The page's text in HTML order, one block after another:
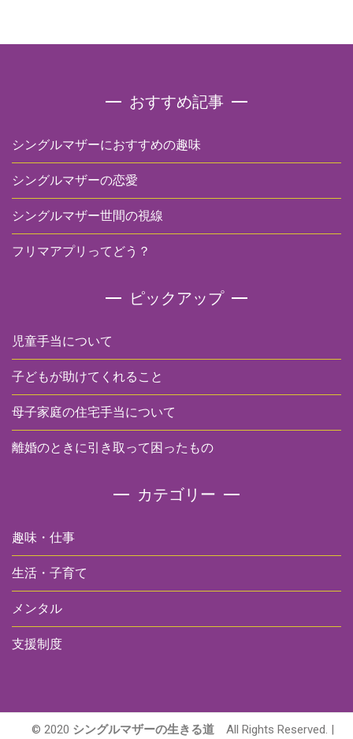
おすすめ記事
シングルマザーにおすすめの趣味
シングルマザーの恋愛
シングルマザー世間の視線
フリマアプリってどう？
ピックアップ
児童手当について
子どもが助けてくれること
母子家庭の住宅手当について
離婚のときに引き取って困ったもの
カテゴリー
趣味・仕事
生活・子育て
メンタル
支援制度
© 2020 シングルマザーの生きる道 All Rights Reserved. |